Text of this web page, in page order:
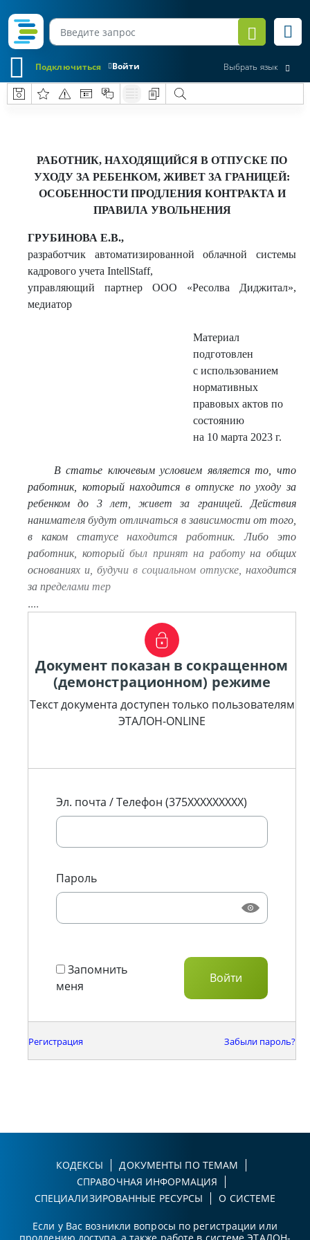
Войти
Подключиться Выбрать язык
РАБОТНИК, НАХОДЯЩИЙСЯ В ОТПУСКЕ ПО
УХОДУ ЗА РЕБЕНКОМ, ЖИВЕТ ЗА ГРАНИЦЕЙ:
ОСОБЕННОСТИ ПРОДЛЕНИЯ КОНТРАКТА И
ПРАВИЛА УВОЛЬНЕНИЯ
ГРУБИНОВА Е.В.,
разработчик автоматизированной облачной системы
кадрового учета IntellStaff,
управляющий партнер ООО «Ресолва Диджитал»,
медиатор
Материал
подготовлен
с использованием
нормативных
правовых актов по
состоянию
на 10 марта 2023 г.
В статье ключевым условием является то, что
работник, который находится в отпуске по уходу за
ребенком до 3 лет, живет за границей. Действия
нанимателя будут отличаться в зависимости от того,
в каком статусе находится работник. Либо это
работник, который был принят на работу на общих
основаниях и, будучи в социальном отпуске, находится
за пределами тер
....
Документ показан в сокращенном
(демонстрационном) режиме
Текст документа доступен только пользователям
ЭТАЛОН-ONLINE
Эл. почта / Телефон (375XXXXXXXXX)
Пароль
Запомнить
меня
Регистрация Забыли пароль?
КОДЕКСЫ
ДОКУМЕНТЫ ПО ТЕМАМ
СПРАВОЧНАЯ ИНФОРМАЦИЯ
СПЕЦИАЛИЗИРОВАННЫЕ РЕСУРСЫ
О СИСТЕМЕ
Если у Вас возникли вопросы по регистрации или